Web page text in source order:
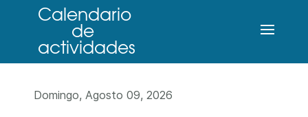
Domingo, Agosto 09, 2026